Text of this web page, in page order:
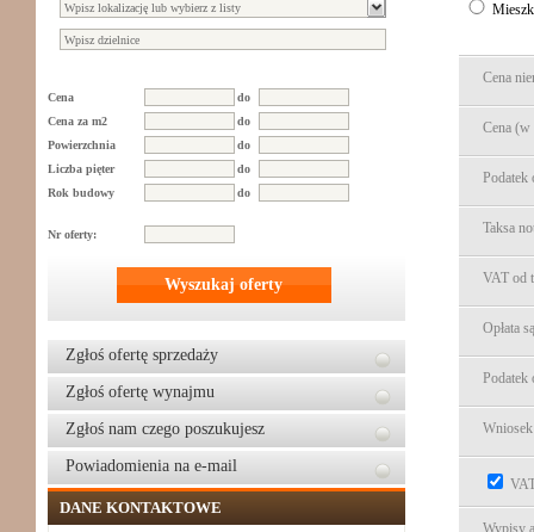
Cena
do
Cena za m2
do
Powierzchnia
do
Liczba pięter
do
Rok budowy
do
Nr oferty:
Wyszukaj oferty
Zgłoś ofertę sprzedaży
Zgłoś ofertę wynajmu
Zgłoś nam czego poszukujesz
Powiadomienia na e-mail
DANE KONTAKTOWE
Cena
Cena
Podatek
Taksa
VAT od
Opłata
Podatek
Wypisy